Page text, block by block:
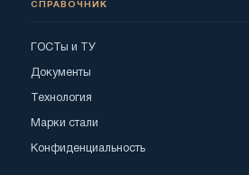
СПРАВОЧНИК
ГОСТы и ТУ
Документы
Технология
Марки стали
Конфиденциальность